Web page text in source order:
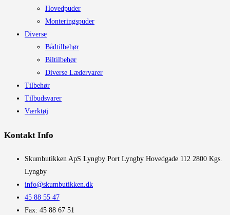
Hovedpuder
Monteringspuder
Diverse
Bådtilbehør
Biltilbehør
Diverse Lædervarer
Tilbehør
Tilbudsvarer
Værktøj
Kontakt Info
​Skumbutikken ApS Lyngby Port Lyngby Hovedgade 112 2800 Kgs.
Lyngby
info@skumbutikken.dk
45 88 55 47
Fax: 45 88 67 51